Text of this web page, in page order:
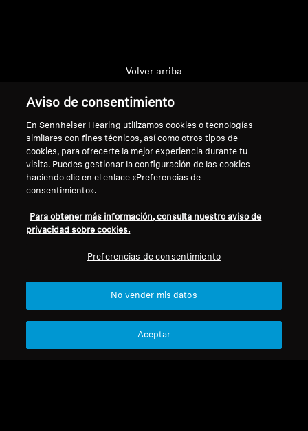
Asistencia
Volver arriba
Aviso legal
Desistir del contrato
Política de privacidad global
Términos y condiciones generales
Política de divulgación
Nuestra empresa
Contactos de prensa
Embajadores de marca
Aviso legal Configuración de cookies
Aviso de consentimiento
En Sennheiser Hearing utilizamos cookies o tecnologías
similares con fines técnicos, así como otros tipos de
cookies, para ofrecerte la mejor experiencia durante tu
visita. Puedes gestionar la configuración de las cookies
haciendo clic en el enlace «Preferencias de
consentimiento».
Para obtener más información, consulta nuestro aviso de
privacidad sobre cookies.
Preferencias de consentimiento
No vender mis datos
Aceptar